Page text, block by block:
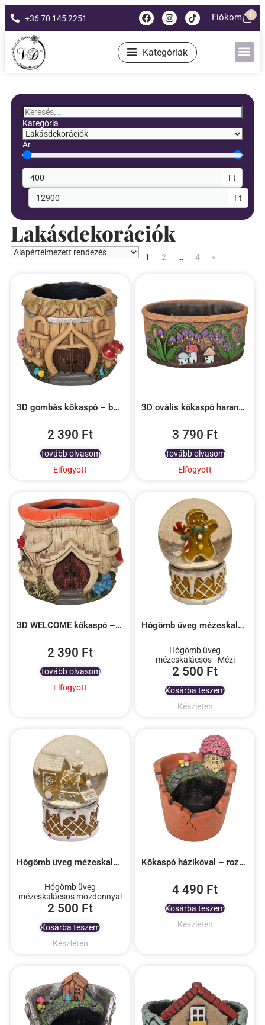
+36 70 145 2251 Fiókom 0
Kategóriák
Kategória
Ár
Ft
Ft
Lakásdekorációk
1 2 … 4 »
Elfogyott
3D gombás kőkaspó – barna
2 390 Ft
Tovább olvasom
Elfogyott
3D ovális kőkaspó harangvirággal
3 790 Ft
Tovább olvasom
Elfogyott
3D WELCOME kőkaspó – bézs
2 390 Ft
Tovább olvasom
Készleten
Hógömb üveg mézeskalácsos – Mézi
2 500 Ft
Hógömb üveg
mézeskalácsos - Mézi
Kosárba teszem
Készleten
Hógömb üveg mézeskalácsos mozdonnyal
2 500 Ft
Hógömb üveg
mézeskalácsos mozdonnyal
Kosárba teszem Készleten
Kőkaspó házikóval – rozsdabarna
4 490 Ft
Kosárba teszem